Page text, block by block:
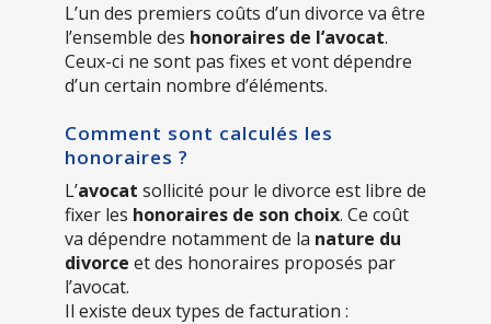
L’un des premiers coûts d’un divorce va être
l’ensemble des honoraires de l’avocat.
Ceux-ci ne sont pas fixes et vont dépendre
d’un certain nombre d’éléments.
Comment sont calculés les
honoraires ?
L’avocat sollicité pour le divorce est libre de
fixer les honoraires de son choix. Ce coût
va dépendre notamment de la nature du
divorce et des honoraires proposés par
l’avocat.
Il existe deux types de facturation :